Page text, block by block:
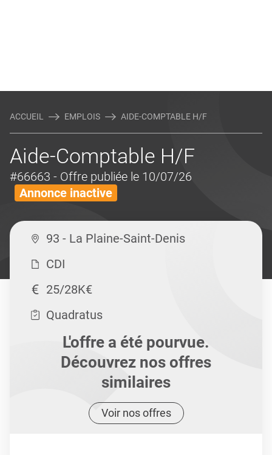
ACCUEIL EMPLOIS AIDE-COMPTABLE H/F
Aide-Comptable H/F
#66663 - Offre publiée le 10/07/26
Annonce inactive
93 - La Plaine-Saint-Denis
CDI
25/28K€
Quadratus
L'offre a été pourvue.
Découvrez nos offres
similaires
Voir nos offres